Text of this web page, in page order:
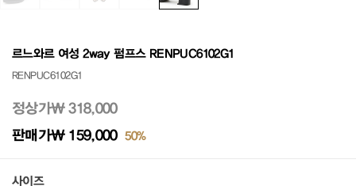
르느와르 여성 2way 펌프스 RENPUC6102G1
RENPUC6102G1
정상가₩ 318,000
판매가₩ 159,000 50%
사이즈